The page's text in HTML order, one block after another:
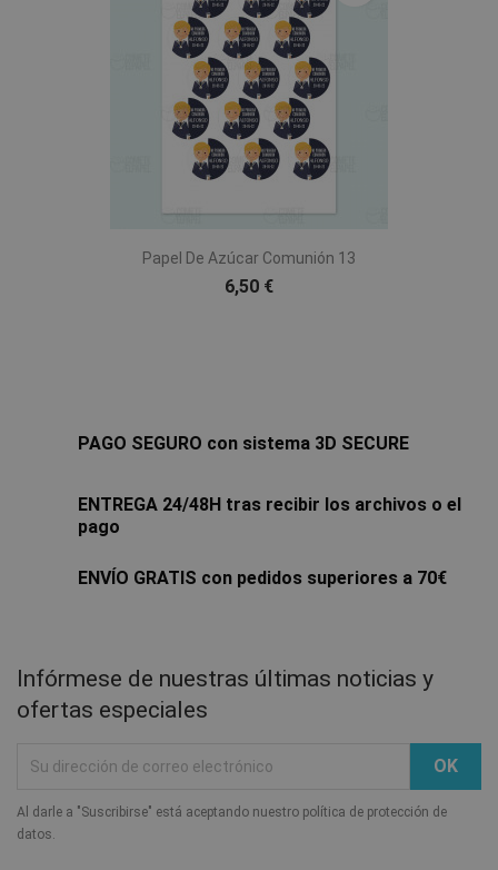
Papel De Azúcar Comunión 13
6,50 €
PAGO SEGURO con sistema 3D SECURE
ENTREGA 24/48H tras recibir los archivos o el
pago
ENVÍO GRATIS con pedidos superiores a 70€
Infórmese de nuestras últimas noticias y
ofertas especiales
Al darle a "Suscribirse" está aceptando nuestro política de protección de
datos.